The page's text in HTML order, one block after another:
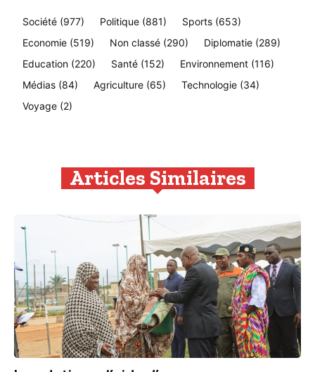
Société (977) Politique (881) Sports (653)
Economie (519) Non classé (290) Diplomatie (289)
Education (220) Santé (152) Environnement (116)
Médias (84) Agriculture (65) Technologie (34)
Voyage (2)
Articles Similaires